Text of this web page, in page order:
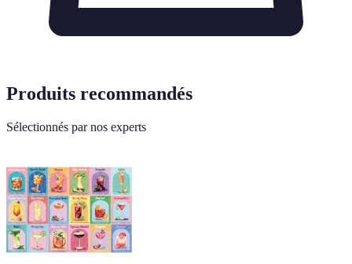
Produits recommandés
Sélectionnés par nos experts